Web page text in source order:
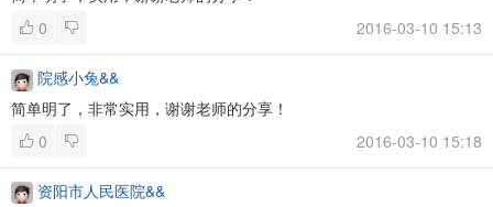
0
2016-03-10 15:13
院感小兔&&
简单明了，非常实用，谢谢老师的分享！
0
2016-03-10 15:18
资阳市人民医院&&